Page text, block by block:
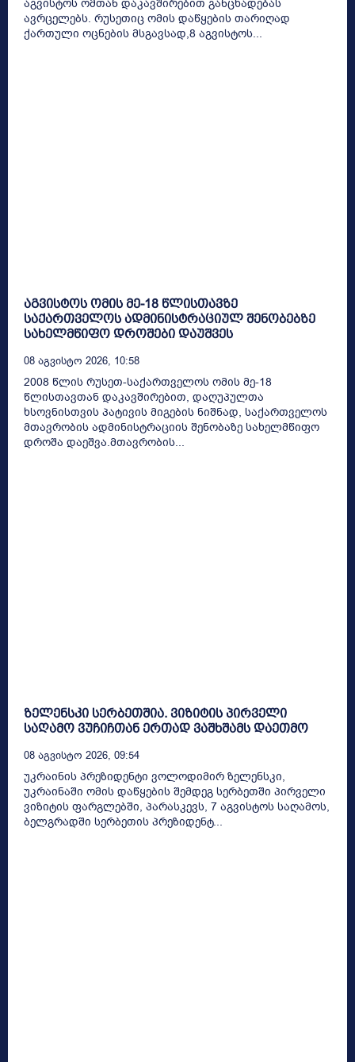
აგვისტოს ომთან დაკავშირებით განცხადებას
ავრცელებს. რუსეთიც ომის დაწყების თარიღად
ქართული ოცნების მსგავსად,8 აგვისტოს...
აგვისტოს ომის მე-18 წლისთავზე
საქართველოს ადმინისტრაციულ შენობებზე
სახელმწიფო დროშები დაუშვეს
08 Აგვისტო 2026, 10:58
2008 წლის რუსეთ-საქართველოს ომის მე-18
წლისთავთან დაკავშირებით, დაღუპულთა
ხსოვნისთვის პატივის მიგების ნიშნად, საქართველოს
მთავრობის ადმინისტრაციის შენობაზე სახელმწიფო
დროშა დაეშვა.მთავრობის...
ზელენსკი სერბეთშია. ვიზიტის პირველი
საღამო ვუჩიჩთან ერთად ვაშხშამს დაეთმო
08 Აგვისტო 2026, 09:54
უკრაინის პრეზიდენტი ვოლოდიმირ ზელენსკი,
უკრაინაში ომის დაწყების შემდეგ სერბეთში პირველი
ვიზიტის ფარგლებში, პარასკევს, 7 აგვისტოს საღამოს,
ბელგრადში სერბეთის პრეზიდენტ...